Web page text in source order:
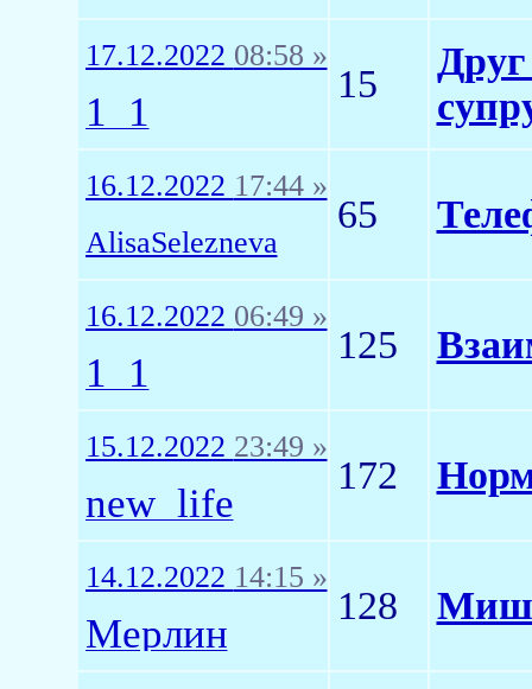
17.12.2022 08:58 »
1_1
15
16.12.2022 17:44 »
AlisaSelezneva
65
16.12.2022 06:49 »
1_1
125
15.12.2022 23:49 »
new_life
172
14.12.2022 14:15 »
Мерлин
128